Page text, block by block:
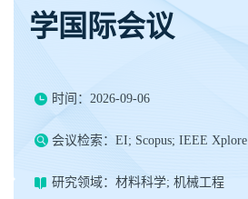
学国际会议
时间：2026-09-06
会议检索：EI; Scopus; IEEE Xplore
研究领域：材料科学; 机械工程